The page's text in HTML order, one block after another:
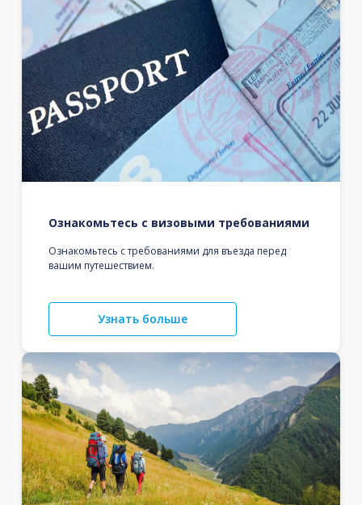
Ознакомьтесь с визовыми требованиями
Ознакомьтесь с требованиями для въезда перед
вашим путешествием.
Узнать больше